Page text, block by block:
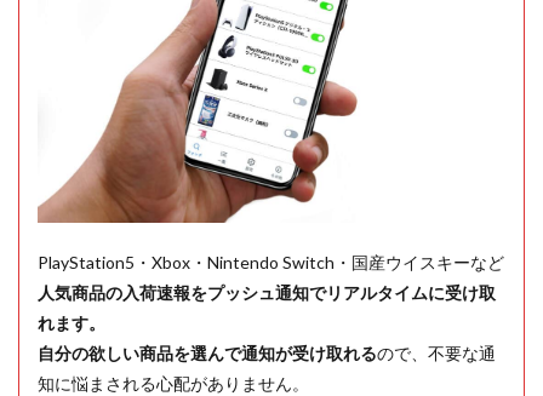
PlayStation5・Xbox・Nintendo Switch・国産ウイスキーなど
人気商品の入荷速報をプッシュ通知でリアルタイムに受け取
れます。
自分の欲しい商品を選んで通知が受け取れるので、不要な通
知に悩まされる心配がありません。